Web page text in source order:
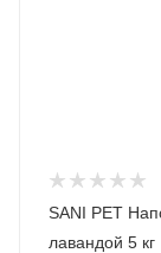
SANI PET
лавандой 5 кг